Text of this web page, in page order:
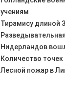
учениям
Тирамису длиной
Нидерландов
Количество
Лесной пожар в